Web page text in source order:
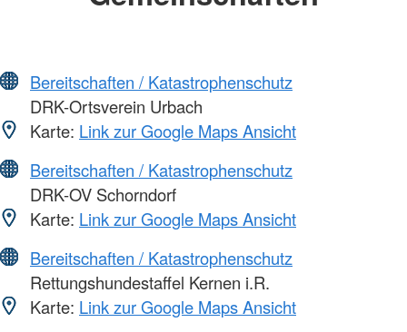
Bereitschaften / Katastrophenschutz
DRK-Ortsverein Urbach
Karte: Link zur Google Maps Ansicht
Bereitschaften / Katastrophenschutz
DRK-OV Schorndorf
Karte: Link zur Google Maps Ansicht
Bereitschaften / Katastrophenschutz
Rettungshundestaffel Kernen i.R.
Karte: Link zur Google Maps Ansicht